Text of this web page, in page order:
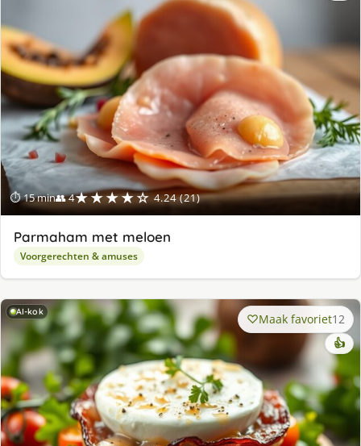
⏱ 15 min👥 4★★★★☆ 4.24 (21)
Parmaham met meloen
Voorgerechten & amuses
AI-kok Maak favoriet12
👍